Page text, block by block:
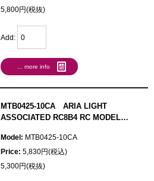
5,800円(税抜)
Add:
... more info
MTB0425-10CA ARIA LIGHT
ASSOCIATED RC8B4 RC MODEL
Model: MTB0425-10CA
Price: 5,830円(税込)
5,300円(税抜)